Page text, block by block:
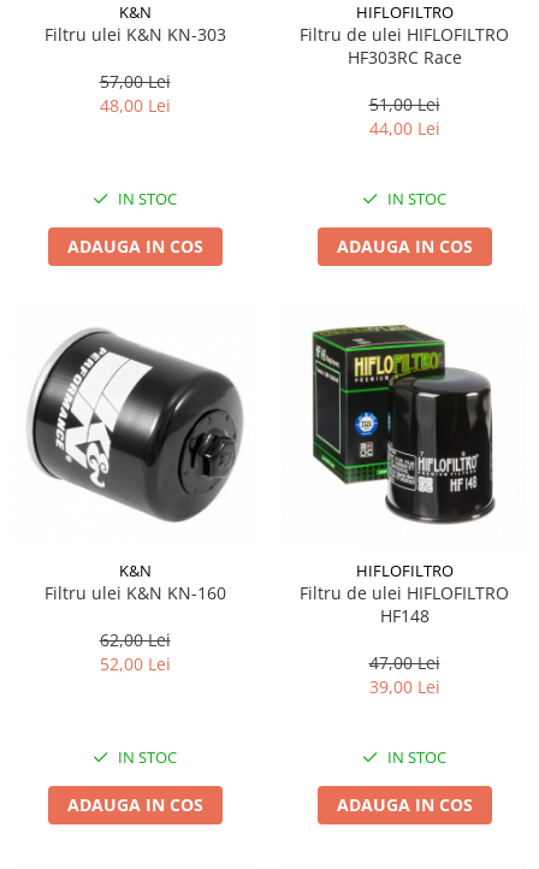
K&N
Filtru ulei K&N KN-303
57,00 Lei
48,00 Lei
IN STOC
ADAUGA IN COS
HIFLOFILTRO
Filtru de ulei HIFLOFILTRO
HF303RC Race
51,00 Lei
44,00 Lei
IN STOC
ADAUGA IN COS
K&N
Filtru ulei K&N KN-160
62,00 Lei
52,00 Lei
IN STOC
ADAUGA IN COS
HIFLOFILTRO
Filtru de ulei HIFLOFILTRO
HF148
47,00 Lei
39,00 Lei
IN STOC
ADAUGA IN COS